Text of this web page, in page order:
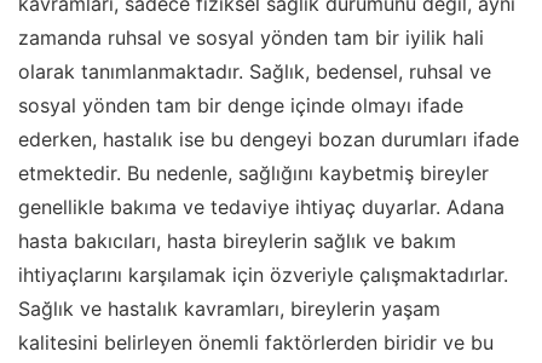
zamanda ruhsal ve sosyal yönden tam bir iyilik hali
olarak tanımlanmaktadır. Sağlık, bedensel, ruhsal ve
sosyal yönden tam bir denge içinde olmayı ifade
ederken, hastalık ise bu dengeyi bozan durumları ifade
etmektedir. Bu nedenle, sağlığını kaybetmiş bireyler
genellikle bakıma ve tedaviye ihtiyaç duyarlar. Adana
hasta bakıcıları, hasta bireylerin sağlık ve bakım
ihtiyaçlarını karşılamak için özveriyle çalışmaktadırlar.
Sağlık ve hastalık kavramları, bireylerin yaşam
kalitesini belirleyen önemli faktörlerden biridir ve bu